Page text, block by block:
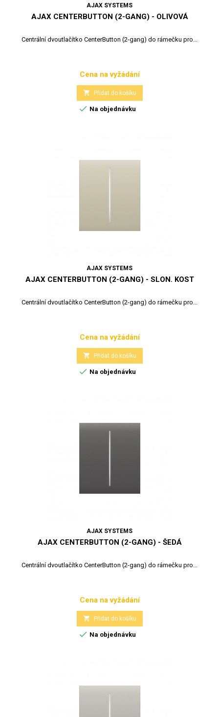
AJAX SYSTEMS
AJAX CENTERBUTTON (2-GANG) - OLIVOVÁ
Centrální dvoutlačítko CenterButton (2-gang) do rámečku pro...
Cena
Cena na vyžádání
 Přidat do košíku
 Na objednávku
AJAX SYSTEMS
AJAX CENTERBUTTON (2-GANG) - SLON. KOST
Centrální dvoutlačítko CenterButton (2-gang) do rámečku pro...
Cena
Cena na vyžádání
 Přidat do košíku
 Na objednávku
AJAX SYSTEMS
AJAX CENTERBUTTON (2-GANG) - ŠEDÁ
Centrální dvoutlačítko CenterButton (2-gang) do rámečku pro...
Cena
Cena na vyžádání
 Přidat do košíku
 Na objednávku